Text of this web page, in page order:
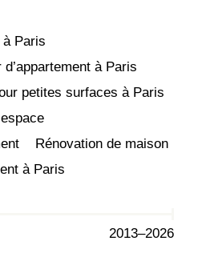
à Paris
à Paris
petites surfaces à Paris
Rénovation de maison
à Paris
2013–2026